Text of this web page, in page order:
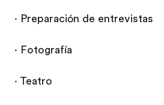
· Preparación de entrevistas
· Fotografía
· Teatro